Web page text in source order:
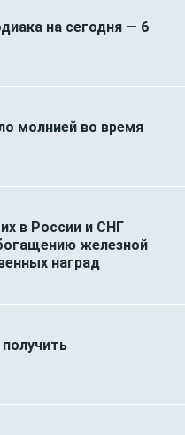
на сегодня — 6
молнией во время
в России и СНГ
железной
наград